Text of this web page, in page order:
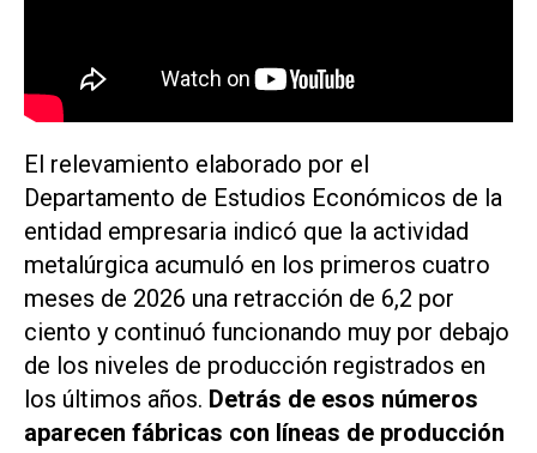
El relevamiento elaborado por el
Departamento de Estudios Económicos de la
entidad empresaria indicó que la actividad
metalúrgica acumuló en los primeros cuatro
meses de 2026 una retracción de 6,2 por
ciento y continuó funcionando muy por debajo
de los niveles de producción registrados en
los últimos años. Detrás de esos números
aparecen fábricas con líneas de producción